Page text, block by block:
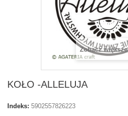
Zobacz większe
KOŁO -ALLELUJA
Indeks: 5902557826223